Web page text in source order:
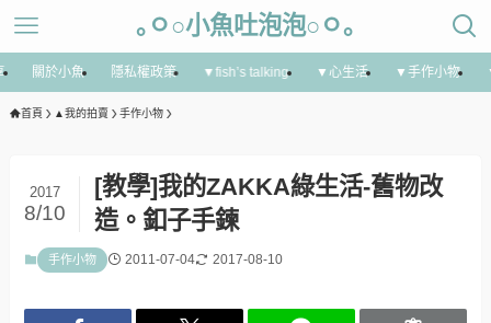
｡ㅇ○小魚吐泡泡○ㅇ｡
關於小魚 隱私權政策 ▼fish’s talking ▼心生活 ▼手作小物
首頁 ▲我的拍賣 手作小物
[教學]我的ZAKKA綠生活-舊物改
造。釦子手鍊
2017
8/10
手作小物 2011-07-04 2017-08-10